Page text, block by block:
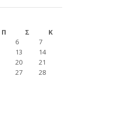
Π Σ
Κ
6 7
13 14
20 21
27 28